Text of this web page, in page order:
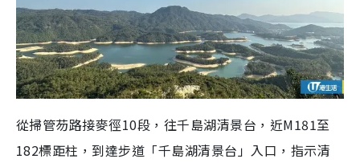
從掃管芴路接麥徑10段，往千島湖清景台，近M181至
182標距柱，到達步道「千島湖清景台」入口，指示清